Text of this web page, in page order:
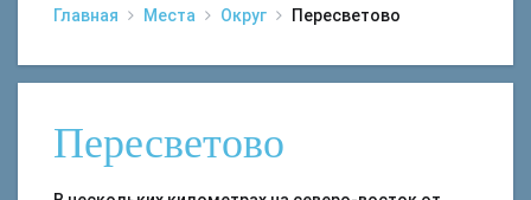
Главная Места Округ Пересветово
Пересветово